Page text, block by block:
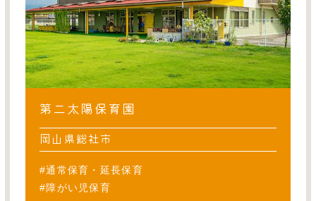
第二太陽保育園
岡山県総社市
#通常保育・延長保育
#障がい児保育